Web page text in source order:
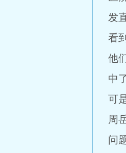
发
看
他
中
可
周
问